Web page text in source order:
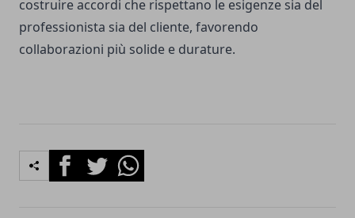
costruire accordi che rispettano le esigenze sia del
professionista sia del cliente, favorendo
collaborazioni più solide e durature.
FacebookTwitterWhatsapp